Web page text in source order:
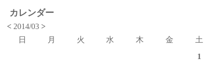
カレンダー
< 2014/03>
日
月 火 水 木 金
土
1